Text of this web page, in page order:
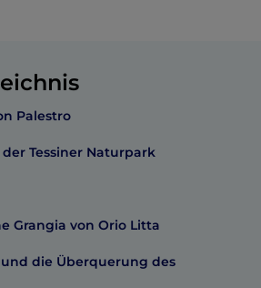
Palestro
Tessiner Naturpark
Grangia von Orio Litta
die Überquerung des